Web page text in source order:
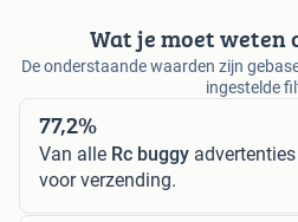
Wat je moet weten
De onderstaande waarden zijn
ingestelde
77,2%
Van alle Rc buggy
voor verzending.